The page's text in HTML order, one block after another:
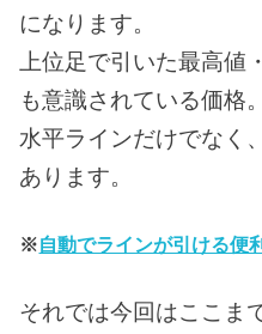
になります。
上位足で引いた最高値
も意識されている価格。
水平ラインだけでなく
あります。
※自動でラインが引ける便
それでは今回はここま